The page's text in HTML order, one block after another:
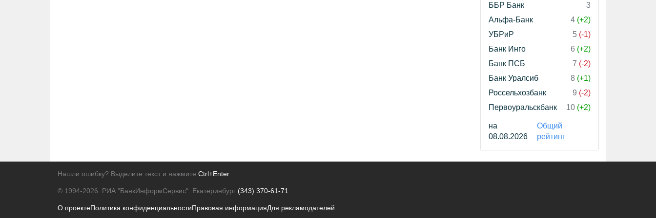
ББР Банк
3
Альфа-Банк
4 (+2)
УБРиР
5 (-1)
Банк Инго
6 (+2)
Банк ПСБ
7 (-2)
Банк Уралсиб
8 (+1)
Россельхозбанк
9 (-2)
Первоуральскбанк
10 (+2)
на
08.08.2026
Общий
рейтинг
Нашли ошибку? Выделите текст и нажмите Ctrl+Enter
© 1994-2026. РИА "БанкИнформСервис". Екатеринбург (343) 370-61-71
О проектеПолитика конфиденциальностиПравовая информацияДля рекламодателей